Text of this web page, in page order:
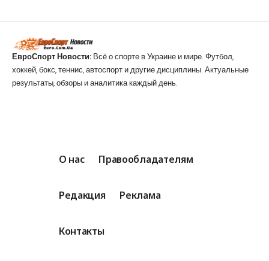
ЕвроСпорт Новости: Всё о спорте в Украине и мире. Футбол,
хоккей, бокс, теннис, автоспорт и другие дисциплины. Актуальные
результаты, обзоры и аналитика каждый день.
О нас Правообладателям
Редакция Реклама
Контакты